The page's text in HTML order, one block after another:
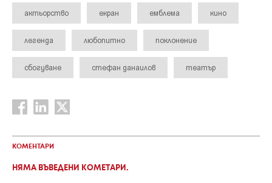
актьорство екран емблема кино
легенда любопитно поклонение
сбогуване стефан данаилов театър
КОМЕНТАРИ
НЯМА ВЪВЕДЕНИ КОМЕТАРИ.